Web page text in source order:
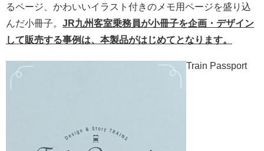
るページ、かわいいイラスト付きのメモ用ページを盛り込
んだ小冊子。 JR九州客室乗務員が小冊子を企画・デザイン
して販売する事例は、本製品がはじめてとなります。
Train Passport